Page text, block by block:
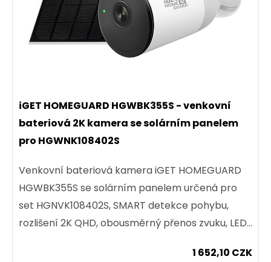
iGET HOMEGUARD HGWBK355S - venkovní
bateriová 2K kamera se solárním panelem
pro HGWNK108402S
Venkovní bateriová kamera iGET HOMEGUARD
HGWBK355S se solárním panelem určená pro
set HGNVK108402S, SMART detekce pohybu,
rozlišení 2K QHD, obousměrný přenos zvuku, LED
1 652,10 CZK